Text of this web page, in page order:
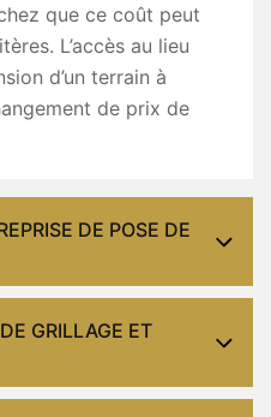
que ce coût peut
L’accès au lieu
d’un terrain à
de prix de
DE POSE DE
GRILLAGE ET